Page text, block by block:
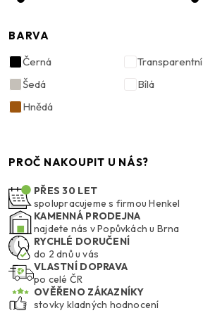
BARVA
Černá
Šedá
Hnědá
Transparentní
Bílá
PROČ NAKOUPIT U NÁS?
PŘES 30 LET
spolupracujeme s firmou Henkel
KAMENNÁ PRODEJNA
najdete nás v Popůvkách u Brna
RYCHLÉ DORUČENÍ
do 2 dnů u vás
VLASTNÍ DOPRAVA
po celé ČR
OVĚŘENO ZÁKAZNÍKY
stovky kladných hodnocení